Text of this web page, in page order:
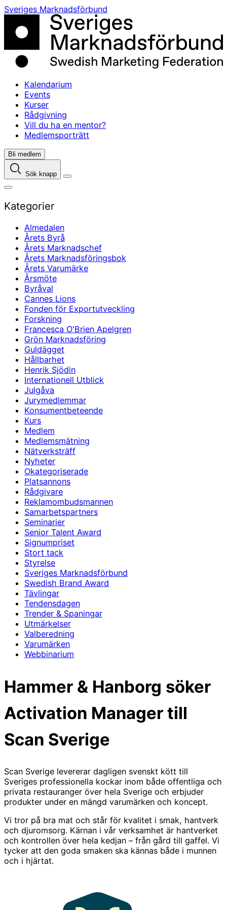
Skip
content
Sveriges Marknadsförbund
Kalendarium
Events
Kurser
Rådgivning
Vill du ha en mentor?
Medlemsporträtt
Bli medlem
Sök knapp
Kategorier
Almedalen
Årets Byrå
Årets Marknadschef
Årets Marknadsföringsbok
Årets Varumärke
Årsmöte
Byråval
Cannes Lions
Fonden för Exportutveckling
Forskning
Francesca O'Brien Apelgren
Grön Marknadsföring
Guldägget
Hållbarhet
Henrik Sjödin
Internationell Utblick
Julgåva
Jurymedlemmar
Konsumentbeteende
Kurs
Medlem
Medlemsmätning
Nätverksträff
Nyheter
Okategoriserade
Platsannons
Rådgivare
Reklamombudsmannen
Samarbetspartners
Seminarier
Senior Talent Award
Signumpriset
Stort tack
Styrelse
Sveriges Marknadsförbund
Swedish Brand Award
Tävlingar
Tendensdagen
Trender & Spaningar
Utmärkelser
Valberedning
Varumärken
Webbinarium
Hammer & Hanborg söker
Activation Manager till
Scan Sverige
Scan Sverige levererar dagligen svenskt kött till
Sveriges professionella kockar inom både offentliga och
privata restauranger över hela Sverige och erbjuder
produkter under en mängd varumärken och koncept.
Vi tror på bra mat och står för kvalitet i smak, hantverk
och djuromsorg. Kärnan i vår verksamhet är hantverket
och kontrollen över hela kedjan – från gård till gaffel. Vi
tycker att den goda smaken ska kännas både i munnen
och i hjärtat.